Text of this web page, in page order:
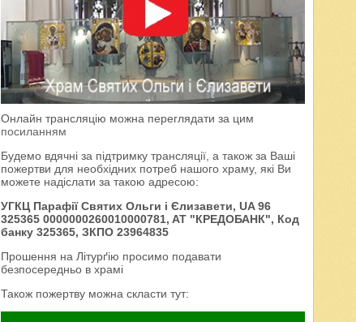
Онлайн трансляцію можна переглядати за цим
посиланням
Будемо вдячні за підтримку трансляції, а також за Ваші
пожертви для необхідних потреб нашого храму, які Ви
можете надіслати за такою адресою:
УГКЦ Парафії Святих Ольги і Єлизавети, UA 96
325365 0000000260010000781, AT "КРЕДОБАНК", Код
банку 325365, ЗКПО 23964835
Прошення на Літурґію просимо подавати
безпосередньо в храмі
Також пожертву можна скласти тут: